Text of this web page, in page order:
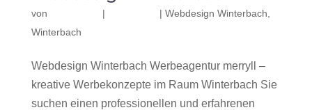
von | | Webdesign Winterbach
Winterbach
Webdesign Winterbach Werbeagentur merryll –
kreative Werbekonzepte im Raum Winterbach Sie
suchen einen professionellen und erfahrenen